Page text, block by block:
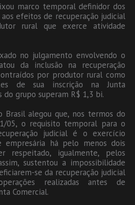
marco temporal definidor dos
efeitos de recuperação judicial
rural que exerce atividade
no julgamento envolvendo o
da inclusão na recuperação
por produtor rural como
de sua inscrição na Junta
do grupo superam R$ 1,3 bi.
Brasil alegou que, nos termos do
05, o requisito temporal para o
judicial é o exercício
empresária há pelo menos dois
respeitado, igualmente, pelos
sustentou a impossibilidade
se da recuperação judicial
realizadas antes de
Comercial.